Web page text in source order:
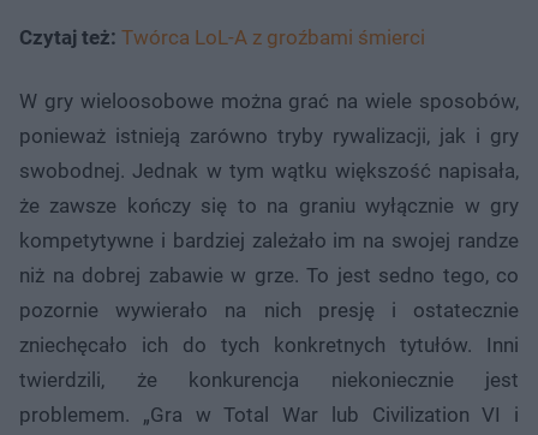
Czytaj też: Twórca LoL-A z groźbami śmierci
W gry wieloosobowe można grać na wiele sposobów,
ponieważ istnieją zarówno tryby rywalizacji, jak i gry
swobodnej. Jednak w tym wątku większość napisała,
że zawsze kończy się to na graniu wyłącznie w gry
kompetytywne i bardziej zależało im na swojej randze
niż na dobrej zabawie w grze. To jest sedno tego, co
pozornie wywierało na nich presję i ostatecznie
zniechęcało ich do tych konkretnych tytułów. Inni
twierdzili, że konkurencja niekoniecznie jest
problemem. „Gra w Total War lub Civilization VI i